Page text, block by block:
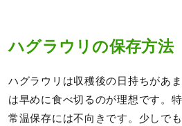
ハグラウリの保存方法
ハグラウリは収穫後の日持ちがあ
は早めに食べ切るのが理想です。
常温保存には不向きです。少しで